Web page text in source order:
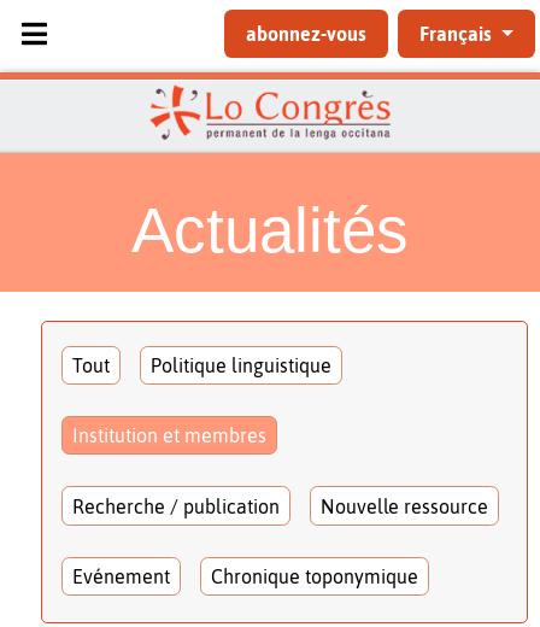
Sélectionnez votre langue
abonnez-vous Français
Actualités
Tout Politique linguistique
Institution et membres
Recherche / publication Nouvelle ressource
Evénement Chronique toponymique